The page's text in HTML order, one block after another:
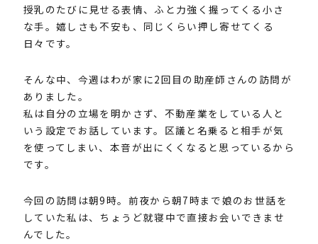
授乳のたびに見せる表情、ふと力強く握ってくる小さ
な手。嬉しさも不安も、同じくらい押し寄せてくる
日々です。
そんな中、今週はわが家に2回目の助産師さんの訪問が
ありました。
私は自分の立場を明かさず、不動産業をしている人と
いう設定でお話しています。区議と名乗ると相手が気
を使ってしまい、本音が出にくくなると思っているから
です。
今回の訪問は朝9時。前夜から朝7時まで娘のお世話を
していた私は、ちょうど就寝中で直接お会いできませ
んでした。